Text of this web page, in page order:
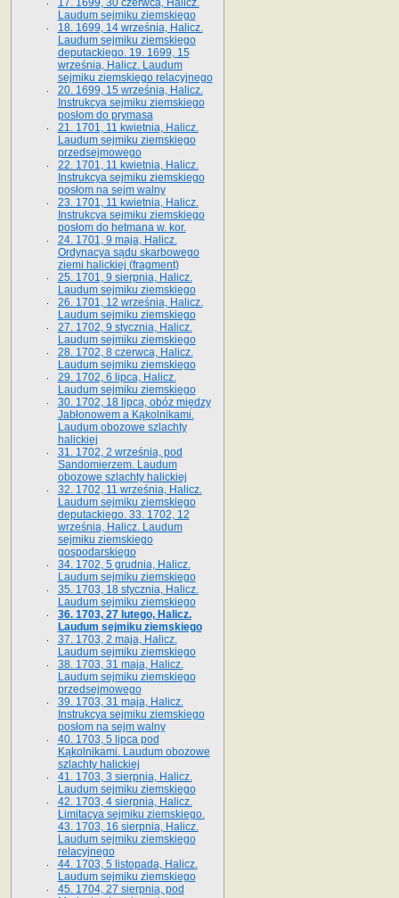
17. 1699, 30 czerwca, Halicz.
Laudum sejmiku ziemskiego
18. 1699, 14 września, Halicz.
Laudum sejmiku ziemskiego
deputackiego. 19. 1699, 15
września, Halicz. Laudum
sejmiku ziemskiego relacyjnego
20. 1699, 15 września, Halicz.
Instrukcya sejmiku ziemskiego
posłom do prymasa
21. 1701, 11 kwietnia, Halicz.
Laudum sejmiku ziemskiego
przedsejmowego
22. 1701, 11 kwietnia, Halicz.
Instrukcya sejmiku ziemskiego
posłom na sejm walny
23. 1701, 11 kwietnia, Halicz.
Instrukcya sejmiku ziemskiego
posłom do hetmana w. kor.
24. 1701, 9 maja, Halicz.
Ordynacya sądu skarbowego
ziemi halickiej (fragment)
25. 1701, 9 sierpnia, Halicz.
Laudum sejmiku ziemskiego
26. 1701, 12 września, Halicz.
Laudum sejmiku ziemskiego
27. 1702, 9 stycznia, Halicz.
Laudum sejmiku ziemskiego
28. 1702, 8 czerwca, Halicz.
Laudum sejmiku ziemskiego
29. 1702, 6 lipca, Halicz.
Laudum sejmiku ziemskiego
30. 1702, 18 lipca, obóz między
Jabłonowem a Kąkolnikami.
Laudum obozowe szlachty
halickiej
31. 1702, 2 września, pod
Sandomierzem. Laudum
obozowe szlachty halickiej
32. 1702, 11 września, Halicz.
Laudum sejmiku ziemskiego
deputackiego. 33. 1702, 12
września, Halicz. Laudum
sejmiku ziemskiego
gospodarskiego
34. 1702, 5 grudnia, Halicz.
Laudum sejmiku ziemskiego
35. 1703, 18 stycznia, Halicz.
Laudum sejmiku ziemskiego
36. 1703, 27 lutego, Halicz.
Laudum sejmiku ziemskiego
37. 1703, 2 maja, Halicz.
Laudum sejmiku ziemskiego
38. 1703, 31 maja, Halicz.
Laudum sejmiku ziemskiego
przedsejmowego
39. 1703, 31 maja, Halicz.
Instrukcya sejmiku ziemskiego
posłom na sejm walny
40. 1703, 5 lipca pod
Kąkolnikami. Laudum obozowe
szlachty halickiej
41­. 1703, 3 sierpnia, Halicz.
Laudum sejmiku ziemskiego
42. 1703, 4 sierpnia, Halicz.
Limitacya sejmiku ziemskiego.
43. 1703, 16 sierpnia, Halicz.
Laudum sejmiku ziemskiego
relacyjnego
44. 1703, 5 listopada, Halicz.
Laudum sejmiku ziemskiego
45. 1704, 27 sierpnia, pod